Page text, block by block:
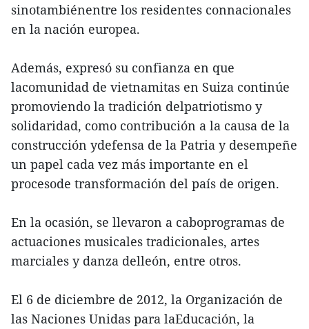
sinotambiénentre los residentes connacionales
en la nación europea.
Además, expresó su confianza en que
lacomunidad de vietnamitas en Suiza continúe
promoviendo la tradición delpatriotismo y
solidaridad, como contribución a la causa de la
construcción ydefensa de la Patria y desempeñe
un papel cada vez más importante en el
procesode transformación del país de origen.
En la ocasión, se llevaron a caboprogramas de
actuaciones musicales tradicionales, artes
marciales y danza delleón, entre otros.
El 6 de diciembre de 2012, la Organización de
las Naciones Unidas para laEducación, la